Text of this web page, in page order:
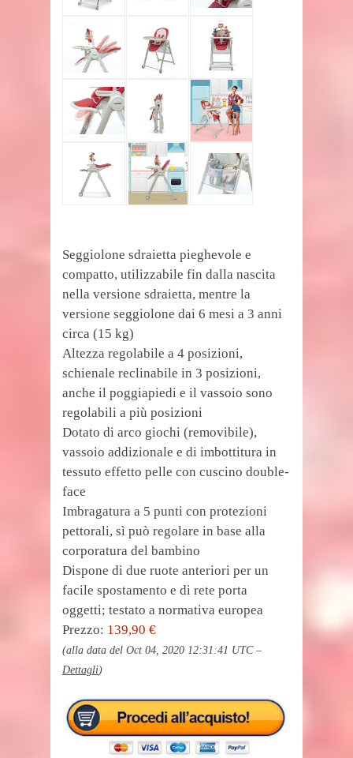
Seggiolone sdraietta pieghevole e
compatto, utilizzabile fin dalla nascita
nella versione sdraietta, mentre la
versione seggiolone dai 6 mesi a 3 anni
circa (15 kg)
Altezza regolabile a 4 posizioni,
schienale reclinabile in 3 posizioni,
anche il poggiapiedi e il vassoio sono
regolabili a più posizioni
Dotato di arco giochi (removibile),
vassoio addizionale e di imbottitura in
tessuto effetto pelle con cuscino double-
face
Imbragatura a 5 punti con protezioni
pettorali, sì può regolare in base alla
corporatura del bambino
Dispone di due ruote anteriori per un
facile spostamento e di rete porta
oggetti; testato a normativa europea
Prezzo: 139,90 €
(alla data del Oct 04, 2020 12:31:41 UTC –
Dettagli)